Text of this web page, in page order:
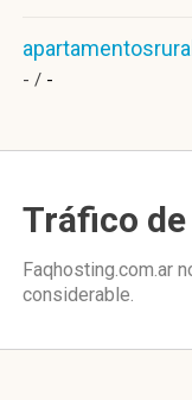
- / -
Tráfico
Faqhosting.com.ar
considerable.